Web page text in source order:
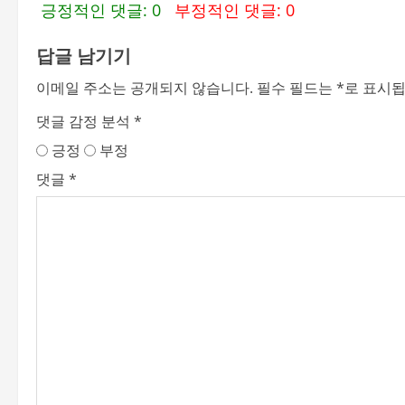
긍정적인 댓글: 0 부정적인 댓글: 0
답글 남기기
이메일 주소는 공개되지 않습니다. 필수 필드는 *로 표시
댓글 감정 분석 *
긍정
부정
댓글 *